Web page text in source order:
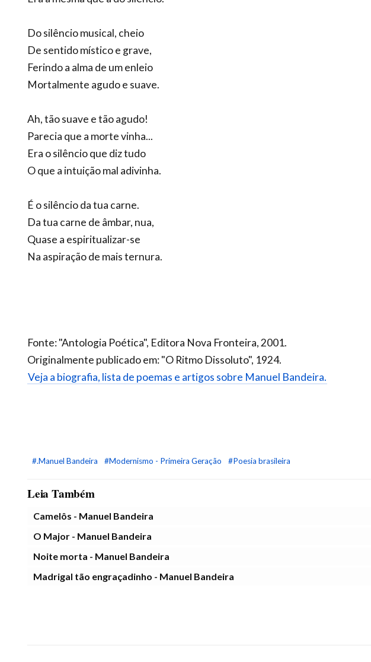
Do silêncio musical, cheio
De sentido místico e grave,
Ferindo a alma de um enleio
Mortalmente agudo e suave.
Ah, tão suave e tão agudo!
Parecia que a morte vinha...
Era o silêncio que diz tudo
O que a intuição mal adivinha.
É o silêncio da tua carne.
Da tua carne de âmbar, nua,
Quase a espiritualizar-se
Na aspiração de mais ternura.
Fonte: "Antologia Poética", Editora Nova Fronteira, 2001.
Originalmente publicado em: "O Ritmo Dissoluto", 1924.
Veja a biografia, lista de poemas e artigos sobre Manuel Bandeira.
#.Manuel Bandeira #Modernismo - Primeira Geração #Poesia brasileira
Leia Também
Camelôs - Manuel Bandeira
O Major - Manuel Bandeira
Noite morta - Manuel Bandeira
Madrigal tão engraçadinho - Manuel Bandeira